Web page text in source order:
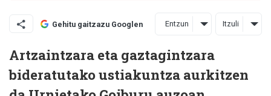
Gehitu gaitzazu Googlen Entzun Itzuli
Artzaintzara eta gaztagintzara
bideratutako ustiakuntza aurkitzen